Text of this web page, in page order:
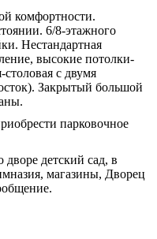
комфортности.
6/8-этажного
Нестандартная
высокие потолки-
с двумя
Закрытый большой
парковочное
детский сад, в
магазины, Дворец